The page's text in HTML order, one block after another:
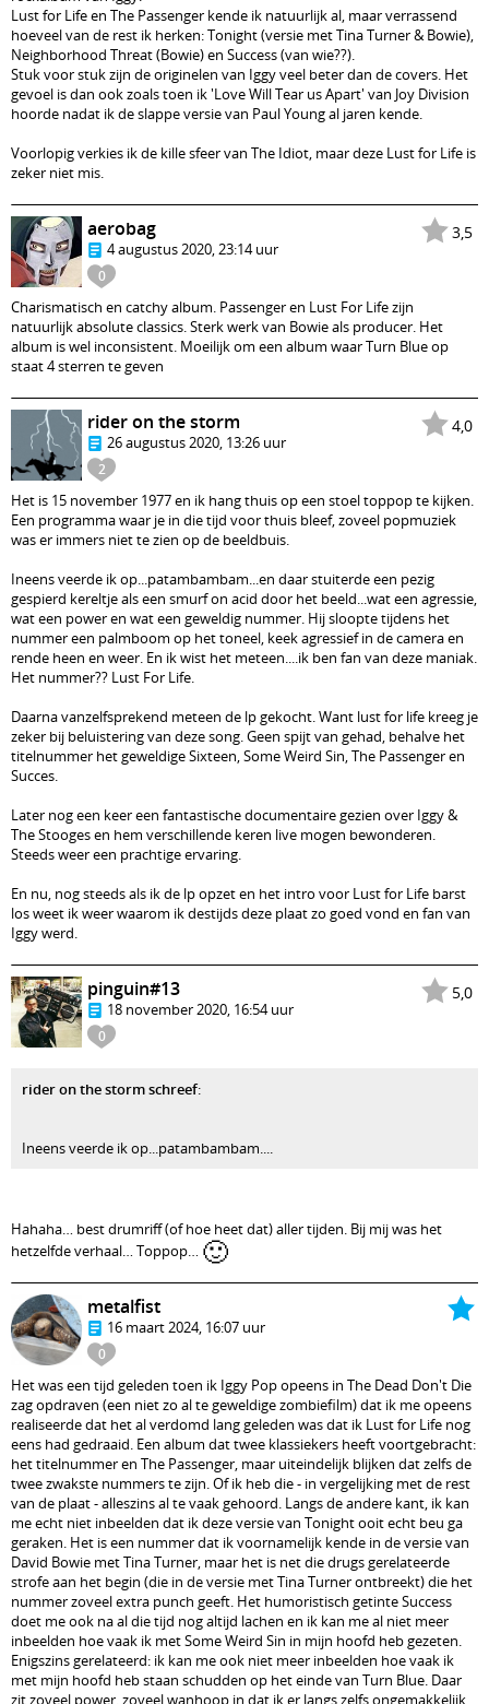
Lust for Life en The Passenger kende ik natuurlijk al, maar verrassend
hoeveel van de rest ik herken: Tonight (versie met Tina Turner & Bowie),
Neighborhood Threat (Bowie) en Success (van wie??).
Stuk voor stuk zijn de originelen van Iggy veel beter dan de covers. Het
gevoel is dan ook zoals toen ik 'Love Will Tear us Apart' van Joy Division
hoorde nadat ik de slappe versie van Paul Young al jaren kende.
Voorlopig verkies ik de kille sfeer van The Idiot, maar deze Lust for Life is
zeker niet mis.
3,5
0
aerobag
4 augustus 2020, 23:14 uur
Charismatisch en catchy album. Passenger en Lust For Life zijn
natuurlijk absolute classics. Sterk werk van Bowie als producer. Het
album is wel inconsistent. Moeilijk om een album waar Turn Blue op
staat 4 sterren te geven
4,0
2
rider on the storm
26 augustus 2020, 13:26 uur
Het is 15 november 1977 en ik hang thuis op een stoel toppop te kijken.
Een programma waar je in die tijd voor thuis bleef, zoveel popmuziek
was er immers niet te zien op de beeldbuis.
Ineens veerde ik op...patambambam...en daar stuiterde een pezig
gespierd kereltje als een smurf on acid door het beeld...wat een agressie,
wat een power en wat een geweldig nummer. Hij sloopte tijdens het
nummer een palmboom op het toneel, keek agressief in de camera en
rende heen en weer. En ik wist het meteen....ik ben fan van deze maniak.
Het nummer?? Lust For Life.
Daarna vanzelfsprekend meteen de lp gekocht. Want lust for life kreeg je
zeker bij beluistering van deze song. Geen spijt van gehad, behalve het
titelnummer het geweldige Sixteen, Some Weird Sin, The Passenger en
Succes.
Later nog een keer een fantastische documentaire gezien over Iggy &
The Stooges en hem verschillende keren live mogen bewonderen.
Steeds weer een prachtige ervaring.
En nu, nog steeds als ik de lp opzet en het intro voor Lust for Life barst
los weet ik weer waarom ik destijds deze plaat zo goed vond en fan van
Iggy werd.
5,0
0
pinguin#13
18 november 2020, 16:54 uur
rider on the storm schreef:
Ineens veerde ik op...patambambam....
Hahaha… best drumriff (of hoe heet dat) aller tijden. Bij mij was het
hetzelfde verhaal… Toppop… 🙂
0
metalfist
16 maart 2024, 16:07 uur
Het was een tijd geleden toen ik Iggy Pop opeens in The Dead Don't Die
zag opdraven (een niet zo al te geweldige zombiefilm) dat ik me opeens
realiseerde dat het al verdomd lang geleden was dat ik Lust for Life nog
eens had gedraaid. Een album dat twee klassiekers heeft voortgebracht:
het titelnummer en The Passenger, maar uiteindelijk blijken dat zelfs de
twee zwakste nummers te zijn. Of ik heb die - in vergelijking met de rest
van de plaat - alleszins al te vaak gehoord. Langs de andere kant, ik kan
me echt niet inbeelden dat ik deze versie van Tonight ooit echt beu ga
geraken. Het is een nummer dat ik voornamelijk kende in de versie van
David Bowie met Tina Turner, maar het is net die drugs gerelateerde
strofe aan het begin (die in de versie met Tina Turner ontbreekt) die het
nummer zoveel extra punch geeft. Het humoristisch getinte Success
doet me ook na al die tijd nog altijd lachen en ik kan me al niet meer
inbeelden hoe vaak ik met Some Weird Sin in mijn hoofd heb gezeten.
Enigszins gerelateerd: ik kan me ook niet meer inbeelden hoe vaak ik
met mijn hoofd heb staan schudden op het einde van Turn Blue. Daar
zit zoveel power, zoveel wanhoop in dat ik er langs zelfs ongemakkelijk